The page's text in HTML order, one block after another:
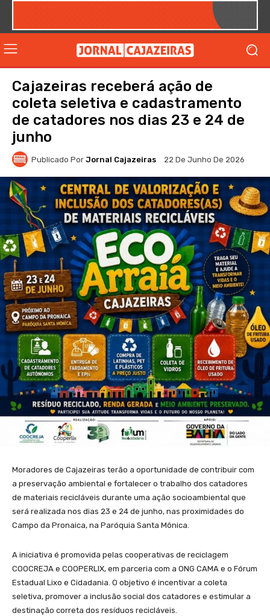
Cajazeiras receberá ação de
coleta seletiva e cadastramento
de catadores nos dias 23 e 24 de
junho
Publicado Por Jornal Cajazeiras 22 De Junho De 2026
Moradores de Cajazeiras terão a oportunidade de contribuir com
a preservação ambiental e fortalecer o trabalho dos catadores
de materiais recicláveis durante uma ação socioambiental que
será realizada nos dias 23 e 24 de junho, nas proximidades do
Campo da Pronaica, na Paróquia Santa Mônica.
A iniciativa é promovida pelas cooperativas de reciclagem
COOCREJA e COOPERLIX, em parceria com a ONG CAMA e o Fórum
Estadual Lixo e Cidadania. O objetivo é incentivar a coleta
seletiva, promover a inclusão social dos catadores e estimular a
destinação correta dos resíduos recicláveis.